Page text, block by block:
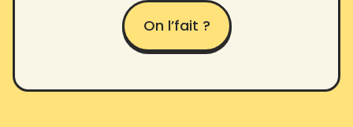
On l’fait ?